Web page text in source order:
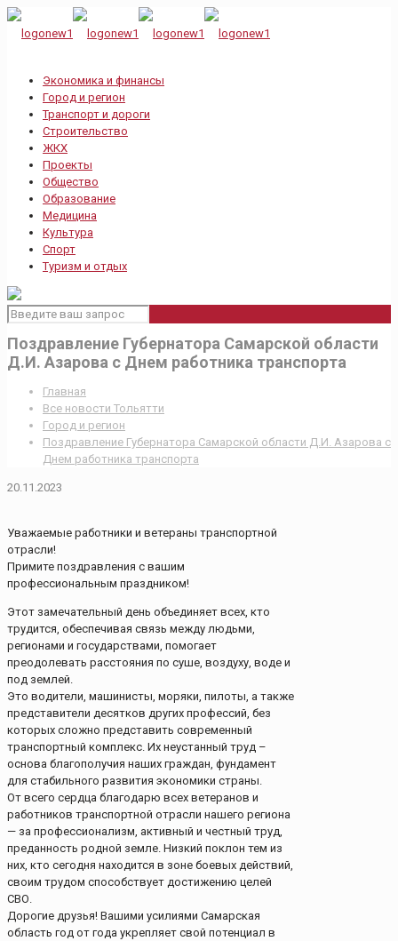
Экономика и финансы
Город и регион
Транспорт и дороги
Строительство
ЖКХ
Проекты
Общество
Образование
Медицина
Культура
Спорт
Туризм и отдых
Поздравление Губернатора Самарской области
Д.И. Азарова с Днем работника транспорта
Главная
Все новости Тольятти
Город и регион
Поздравление Губернатора Самарской области Д.И. Азарова с
Днем работника транспорта
20.11.2023
Уважаемые работники и ветераны транспортной
отрасли!
Примите поздравления с вашим
профессиональным праздником!
Этот замечательный день объединяет всех, кто
трудится, обеспечивая связь между людьми,
регионами и государствами, помогает
преодолевать расстояния по суше, воздуху, воде и
под землей.
Это водители, машинисты, моряки, пилоты, а также
представители десятков других профессий, без
которых сложно представить современный
транспортный комплекс. Их неустанный труд –
основа благополучия наших граждан, фундамент
для стабильного развития экономики страны.
От всего сердца благодарю всех ветеранов и
работников транспортной отрасли нашего региона
— за профессионализм, активный и честный труд,
преданность родной земле. Низкий поклон тем из
них, кто сегодня находится в зоне боевых действий,
своим трудом способствует достижению целей
СВО.
Дорогие друзья! Вашими усилиями Самарская
область год от года укрепляет свой потенциал в